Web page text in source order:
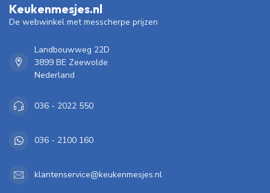
Keukenmesjes.nl
De webwinkel met messcherpe prijzen
Landbouwweg 22D
3899 BE Zeewolde
Nederland
036 - 2022 550
036 - 2100 160
klantenservice@keukenmesjes.nl